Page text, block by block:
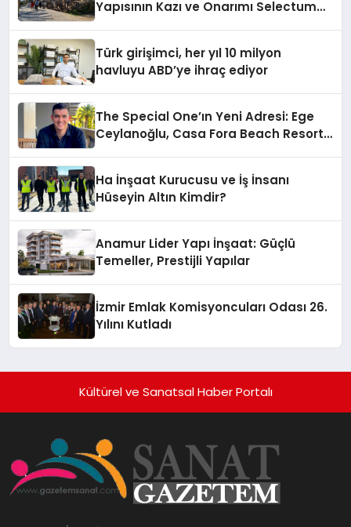
Yapısının Kazı ve Onarımı Selectum
Türk girişimci, her yıl 10 milyon
havluyu ABD’ye ihraç ediyor
The Special One’ın Yeni Adresi: Ege
Ceylanoğlu, Casa Fora Beach Resort
Ha İnşaat Kurucusu ve İş İnsanı
Hüseyin Altın Kimdir?
Anamur Lider Yapı İnşaat: Güçlü
Temeller, Prestijli Yapılar
İzmir Emlak Komisyoncuları Odası 26.
Yılını Kutladı
Kültürel ve Sanatsal Haber Portalı